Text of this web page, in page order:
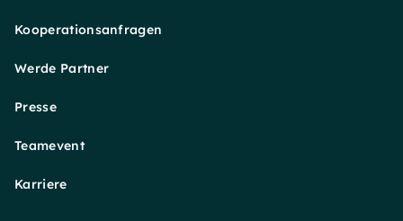
Kooperationsanfragen
Werde Partner
Presse
Teamevent
Karriere